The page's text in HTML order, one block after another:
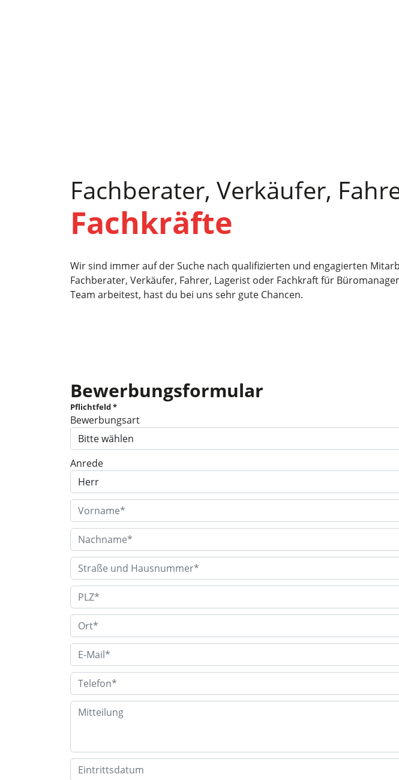
Fachberater, Verkäufer,
Fachkräfte
Wir sind immer auf der Suche nach qualifizierten und engagierten
Fachberater, Verkäufer, Fahrer, Lagerist oder Fachkraft für
Team arbeitest, hast du bei uns sehr gute Chancen.
Bewerbungsformular
Pflichtfeld *
Bewerbungsart
Anrede
Vorname
Nachname
Anschrift
PLZ
Ort
E-Mail
Telefon
Mitteilung
Eintrittsdatum